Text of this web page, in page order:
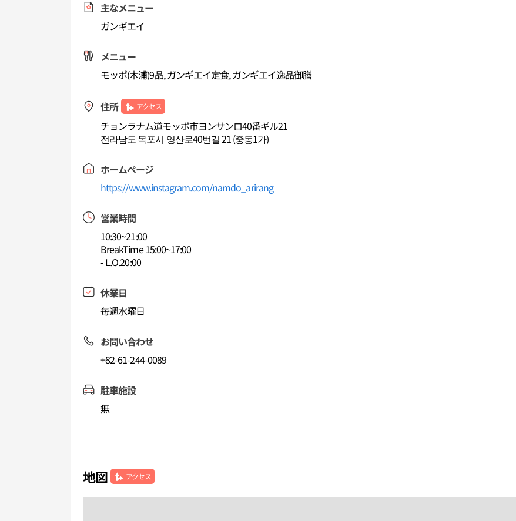
主なメニュー
ガンギエイ
メニュー
モッポ(木浦)9品, ガンギエイ定食, ガンギエイ逸品御膳
住所 アクセス
チョンラナム道モッポ市ヨンサンロ40番ギル21
전라남도 목포시 영산로40번길 21 (중동1가)
ホームページ
https://www.instagram.com/namdo_arirang
営業時間
10:30~21:00
BreakTime 15:00~17:00
- L.O.20:00
休業日
毎週水曜日
お問い合わせ
+82-61-244-0089
駐車施設
無
地図 アクセス